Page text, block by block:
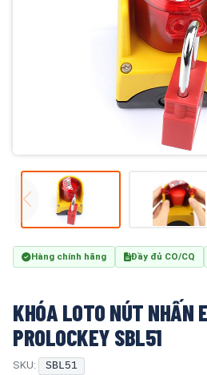
Hàng chính hãng Đầy đủ CO/CQ
KHÓA LOTO NÚT NHẤN
PROLOCKEY SBL51
SKU: SBL51